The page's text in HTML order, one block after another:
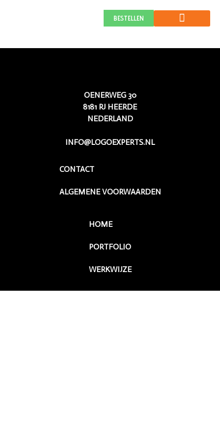
BESTELLEN
BLUE Lamoen
OENERWEG 30
8181 RJ HEERDE
NEDERLAND
INFO@LOGOEXPERTS.NL
CONTACT
ALGEMENE VOORWAARDEN
HOME
PORTFOLIO
WERKWIJZE